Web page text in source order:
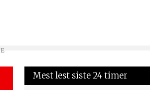
Mest lest siste 24 timer